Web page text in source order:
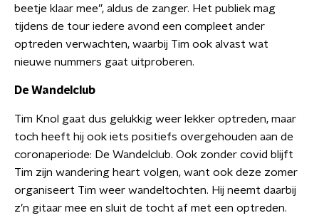
beetje klaar mee”, aldus de zanger. Het publiek mag
tijdens de tour iedere avond een compleet ander
optreden verwachten, waarbij Tim ook alvast wat
nieuwe nummers gaat uitproberen.
De Wandelclub
Tim Knol gaat dus gelukkig weer lekker optreden, maar
toch heeft hij ook iets positiefs overgehouden aan de
coronaperiode: De Wandelclub. Ook zonder covid blijft
Tim zijn wandering heart volgen, want ook deze zomer
organiseert Tim weer wandeltochten. Hij neemt daarbij
z’n gitaar mee en sluit de tocht af met een optreden.